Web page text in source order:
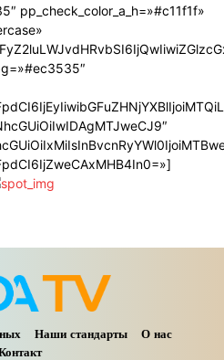
pp_check_color_a_h=»#c11f1f»
Наши стандарты
О нас